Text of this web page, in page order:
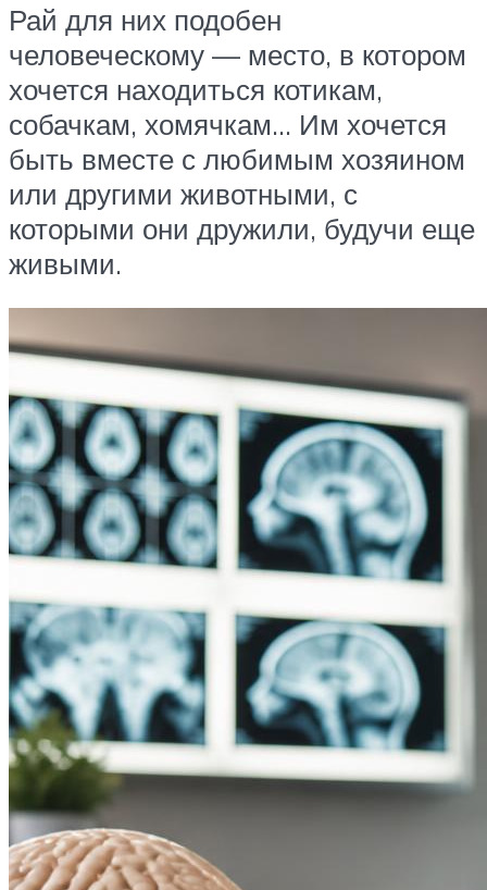
Рай для них подобен
человеческому — место, в котором
хочется находиться котикам,
собачкам, хомячкам… Им хочется
быть вместе с любимым хозяином
или другими животными, с
которыми они дружили, будучи еще
живыми.